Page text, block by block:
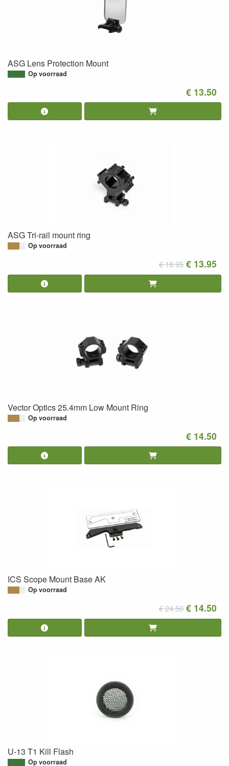
ASG Lens Protection Mount
Op voorraad
€ 13.50
ASG Tri-rail mount ring
Op voorraad
€ 18.95 € 13.95
Vector Optics 25.4mm Low Mount Ring
Op voorraad
€ 14.50
ICS Scope Mount Base AK
Op voorraad
€ 24.50 € 14.50
U-13 T1 Kill Flash
Op voorraad